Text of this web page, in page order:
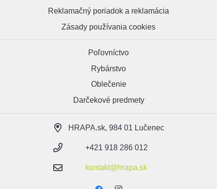
Reklamačný poriadok a reklamácia
Zásady používania cookies
Poľovníctvo
Rybárstvo
Oblečenie
Darčekové predmety
HRAPA.sk, 984 01 Lučenec
+421 918 286 012
kontakt@hrapa.sk